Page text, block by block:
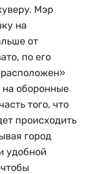
Мэр
на
от
по его
расположен»
на оборонные
того, что
происходить
город
удобной